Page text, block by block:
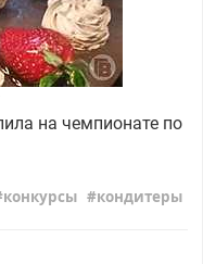
на чемпионате по
конкурсы кондитеры